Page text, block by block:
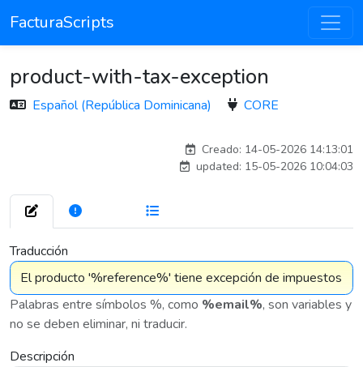
FacturaScripts
product-with-tax-exception
Español (República Dominicana) CORE
Creado: 14-05-2026 14:13:01
updated: 15-05-2026 10:04:03
Traducción
Palabras entre símbolos %, como %email%, son variables y
no se deben eliminar, ni traducir.
Descripción